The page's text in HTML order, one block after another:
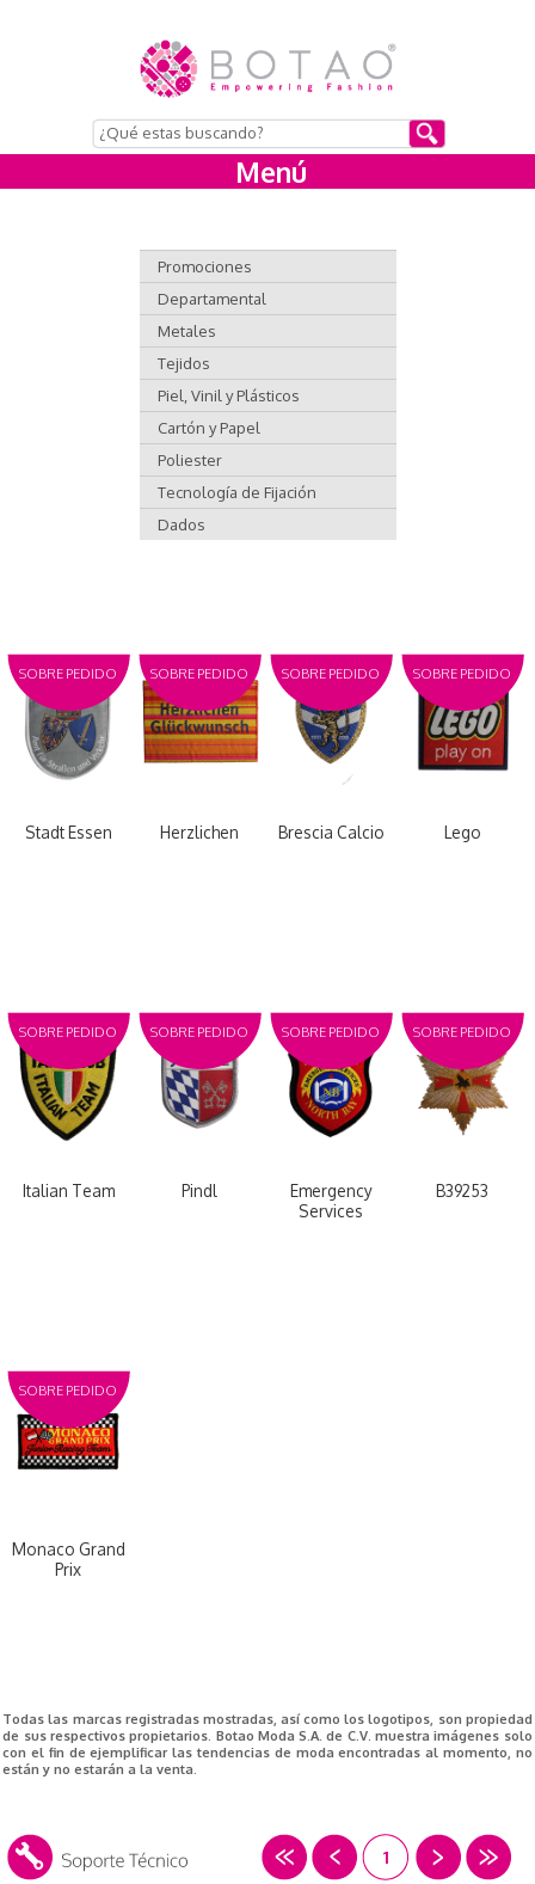
Menú
Promociones
Departamental
Metales
Tejidos
Piel, Vinil y Plásticos
Cartón y Papel
Poliester
Tecnología de Fijación
Dados
SOBRE PEDIDO
Stadt Essen
SOBRE PEDIDO
Herzlichen
SOBRE PEDIDO
Brescia Calcio
SOBRE PEDIDO
Lego
SOBRE PEDIDO
Italian Team
SOBRE PEDIDO
Pindl
SOBRE PEDIDO
Emergency
Services
SOBRE PEDIDO
B39253
SOBRE PEDIDO
Monaco Grand
Prix
Todas las marcas registradas mostradas, así como los logotipos, son propiedad
de sus respectivos propietarios. Botao Moda S.A. de C.V. muestra imágenes solo
con el fin de ejemplificar las tendencias de moda encontradas al momento, no
están y no estarán a la venta.
1